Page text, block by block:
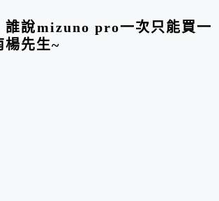
誰說mizuno pro一次只能買一
楊先生~